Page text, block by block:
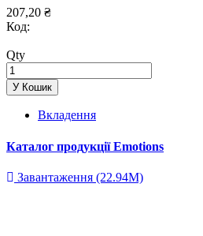
207,20 ₴
Код:
Qty
У Кошик
Вкладення
Каталог продукції Emotions
Завантаження (22.94M)